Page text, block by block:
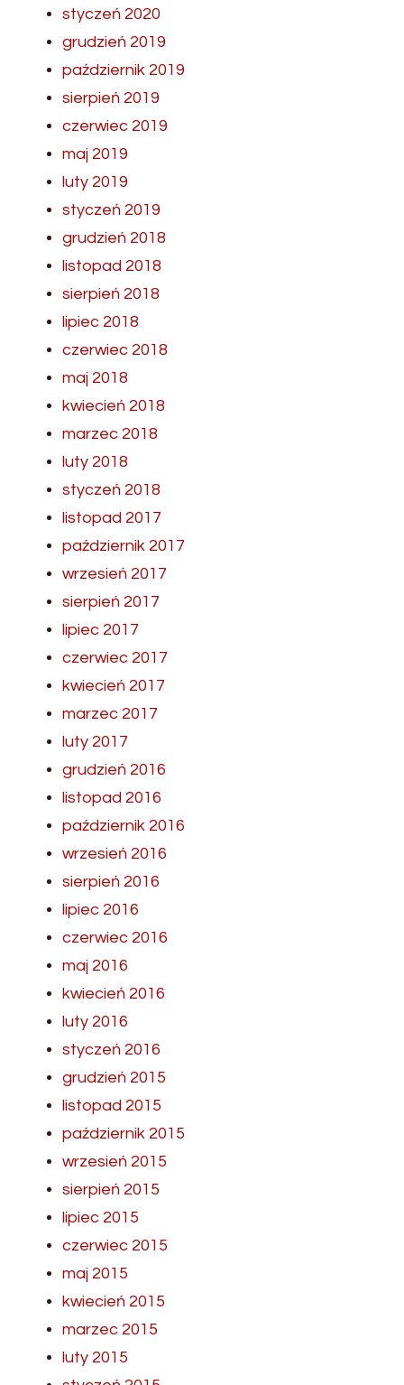
styczeń 2020
grudzień 2019
październik 2019
sierpień 2019
czerwiec 2019
maj 2019
luty 2019
styczeń 2019
grudzień 2018
listopad 2018
sierpień 2018
lipiec 2018
czerwiec 2018
maj 2018
kwiecień 2018
marzec 2018
luty 2018
styczeń 2018
listopad 2017
październik 2017
wrzesień 2017
sierpień 2017
lipiec 2017
czerwiec 2017
kwiecień 2017
marzec 2017
luty 2017
grudzień 2016
listopad 2016
październik 2016
wrzesień 2016
sierpień 2016
lipiec 2016
czerwiec 2016
maj 2016
kwiecień 2016
luty 2016
styczeń 2016
grudzień 2015
listopad 2015
październik 2015
wrzesień 2015
sierpień 2015
lipiec 2015
czerwiec 2015
maj 2015
kwiecień 2015
marzec 2015
luty 2015